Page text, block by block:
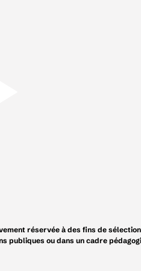
réservée à des fins de
publiques ou dans un cadre